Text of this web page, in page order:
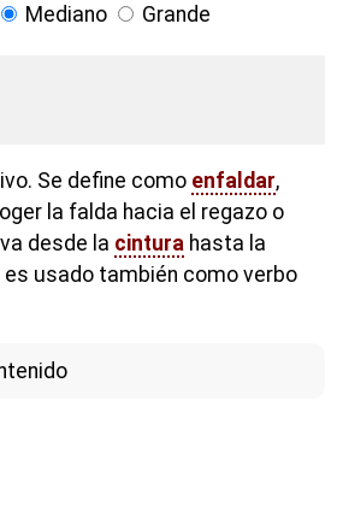
Mediano Grande
Se define como enfaldar,
la falda hacia el regazo o
desde la cintura hasta la
usado también como verbo